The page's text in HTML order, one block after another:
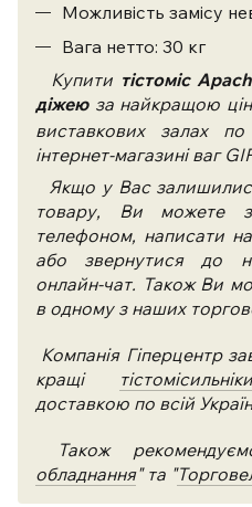
Можливість замісу
Вага нетто: 30 кг
Купити тістоміс
діжею за найкращою
виставкових залах
інтернет-магазині ваг
Якщо у Вас
товару, Ви можете
телефоном, написати
або звернутися до
онлайн-чат. Також Ви
в одному з наших
Компанія Гіперцентр
кращі
тістомісильніки
доставкою по всій
Також
обладнання" та "